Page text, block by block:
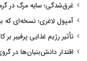
غرق‌شدگی؛ سایه مرگ در
آمپول لاغری؛ نسخه‌ای
تأثیر رژیم غذایی پرفیبر
اقتدار دانش‌بنیان‌ها در